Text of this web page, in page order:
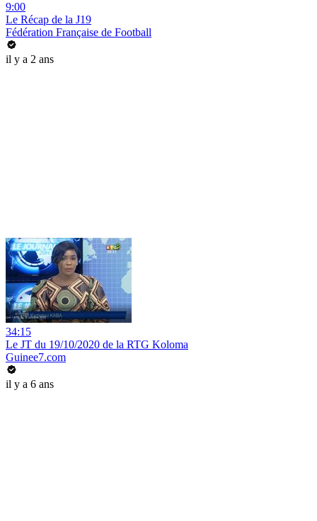
9:00
Le Récap de la J19
Fédération Française de Football
il y a 2 ans
34:15
Le JT du 19/10/2020 de la RTG Koloma
Guinee7.com
il y a 6 ans